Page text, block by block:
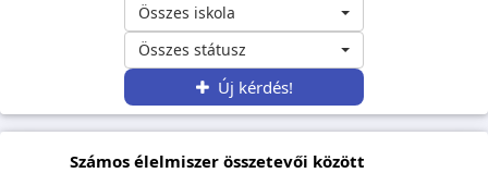
Összes iskola
Összes státusz
Új kérdés!
Számos élelmiszer összetevői között